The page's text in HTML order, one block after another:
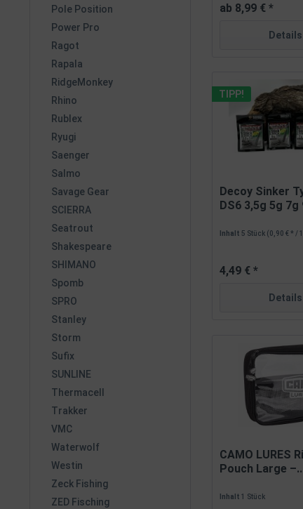
Pole Position
Power Pro
Ragot
Rapala
RidgeMonkey
Rhino
Rublex
Ryugi
Saenger
Salmo
Savage Gear
SCIERRA
Seatrout
Shakespeare
SHIMANO
Spomb
SPRO
Stanley
Storm
Sufix
SUNLINE
Thermacell
Trakker
VMC
Waterwolf
Westin
Zeck Fishing
ZED Fisching
ab 8,99 € *
Details
TIPP!
Decoy Sinker
DS6 3,5g 5g 7g
Inhalt 5 Stück (0,90 € * /
4,49 € *
Details
CAMO LURES
Pouch Large
Inhalt1 Stück